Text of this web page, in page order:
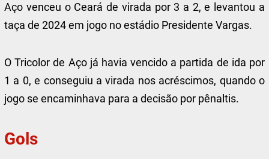
Aço venceu o Ceará de virada por 3 a 2, e levantou a
taça de 2024 em jogo no estádio Presidente Vargas.
O Tricolor de Aço já havia vencido a partida de ida por
1 a 0, e conseguiu a virada nos acréscimos, quando o
jogo se encaminhava para a decisão por pênaltis.
Gols